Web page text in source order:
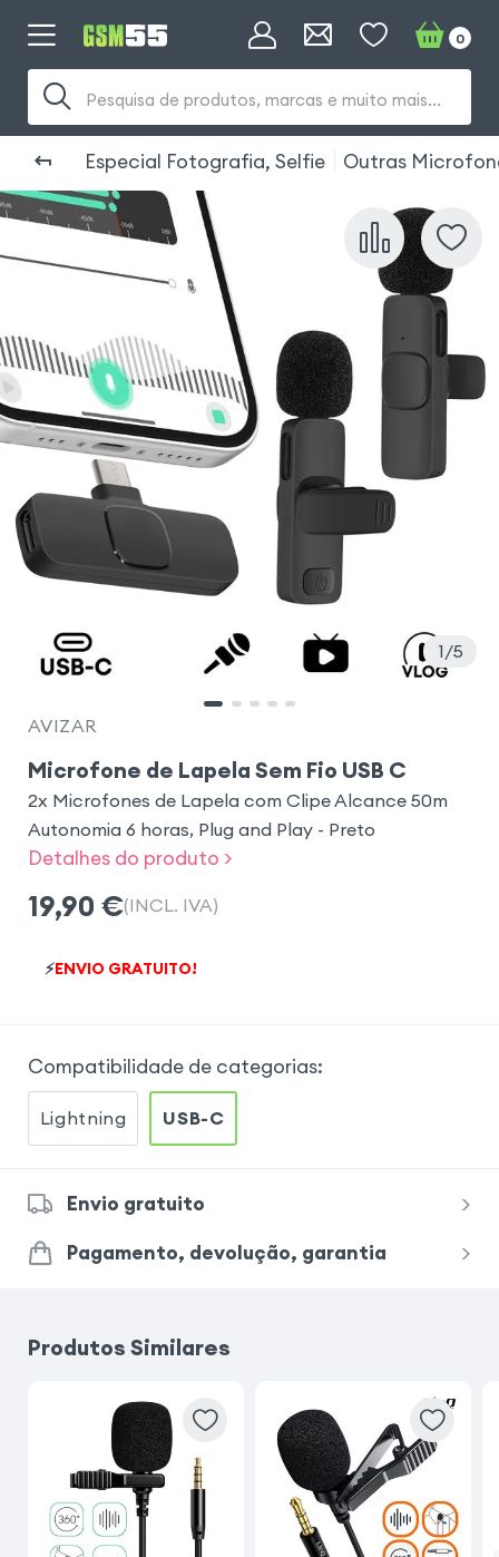
Pesquisa de produtos, marcas e muito mais...
0
Especial Fotografia, Selfie Outras
1 5
AVIZAR
Microfone de Lapela Sem Fio USB C
2x Microfones de Lapela com Clipe Alcance 50m
Autonomia 6 horas, Plug and Play - Preto
Detalhes do produto >
19,90 €(INCL. IVA)
⚡ENVIO GRATUITO!
Compatibilidade de categorias:
Lightning USB-C
Envio gratuito
Pagamento, devolução, garantia
Produtos Similares